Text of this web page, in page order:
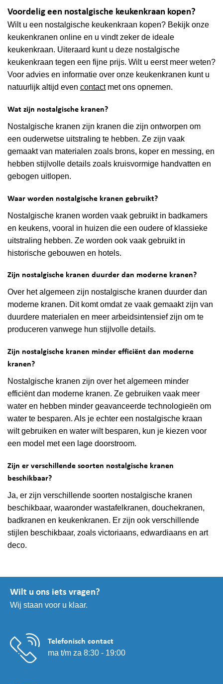
Voordelig een nostalgische keukenkraan kopen?
Wilt u een nostalgische keukenkraan kopen? Bekijk onze
keukenkranen online en u vindt zeker de ideale
keukenkraan. Uiteraard kunt u deze nostalgische
keukenkraan tegen een fijne prijs. Wilt u eerst meer weten?
Voor advies en informatie over onze keukenkranen kunt u
natuurlijk altijd even contactmet ons opnemen.
Wat zijn nostalgische kranen?
Nostalgische kranen zijn kranen die zijn ontworpen om
een ​​ouderwetse uitstraling te hebben. Ze zijn vaak
gemaakt van materialen zoals brons, koper en messing, en
hebben stijlvolle details zoals kruisvormige handvatten en
gebogen uitlopen.
Waar worden nostalgische kranen gebruikt?
Nostalgische kranen worden vaak gebruikt in badkamers
en keukens, vooral in huizen die een oudere of klassieke
uitstraling hebben. Ze worden ook vaak gebruikt in
historische gebouwen en hotels.
Zijn nostalgische kranen duurder dan moderne kranen?
Over het algemeen zijn nostalgische kranen duurder dan
moderne kranen. Dit komt omdat ze vaak gemaakt zijn van
duurdere materialen en meer arbeidsintensief zijn om te
produceren vanwege hun stijlvolle details.
Zijn nostalgische kranen minder efficiënt dan moderne
kranen?
Nostalgische kranen zijn over het algemeen minder
efficiënt dan moderne kranen. Ze gebruiken vaak meer
water en hebben minder geavanceerde technologieën om
water te besparen. Als je echter een nostalgische kraan
wilt gebruiken en water wilt besparen, kun je kiezen voor
een model met een lage doorstroom.
Zijn er verschillende soorten nostalgische kranen
beschikbaar?
Ja, er zijn verschillende soorten nostalgische kranen
beschikbaar, waaronder wastafelkranen, douchekranen,
badkranen en keukenkranen. Er zijn ook verschillende
stijlen beschikbaar, zoals victoriaans, edwardiaans en art
deco.
Wilt u ons iets vragen?
Wij staan voor u klaar.
Telefonisch contact
ma t/m za 8:30 - 19:00